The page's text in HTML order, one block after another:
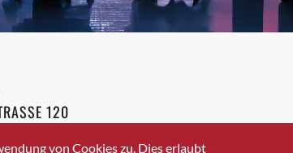
120
IMPRESSUM
von Cookies zu. Dies erlaubt